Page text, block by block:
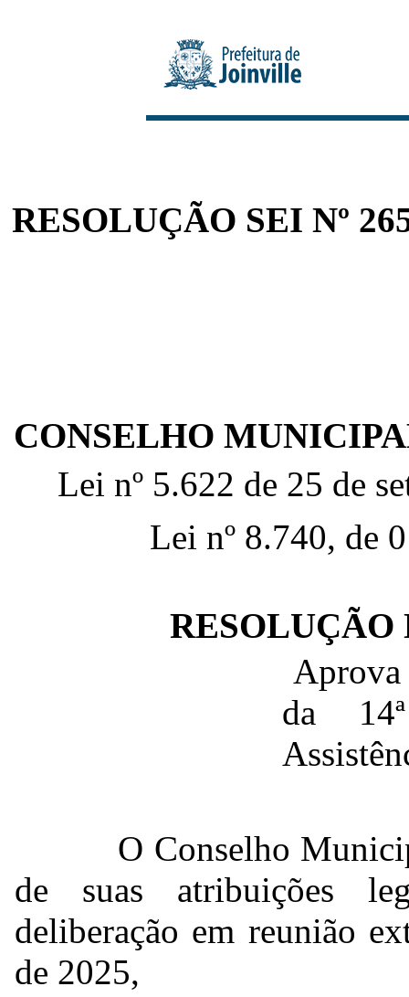
RESOLUÇÃO SEI Nº
CONSELHO
Lei nº 5.622 de 25 de
Lei nº 8.740, de
RESOLUÇÃO
da
O Conselho
de suas atribuições
deliberação em reunião
de 2025,